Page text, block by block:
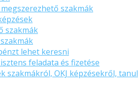
szakmák
szakmák
lehet keresni
feladata és fizetése
szakmákról, OKJ képzésekről,